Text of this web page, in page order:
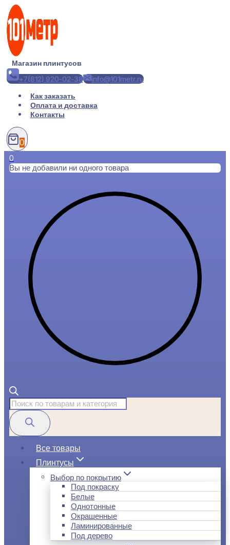
Перейти
содержимому
Магазин плинтусов
+7(812) 920-02-38
info@101metr.ru
Как заказать
Оплата и доставка
Контакты
0
0
Вы не добавили ни одного товара
Поиск
товаров
Все товары
Плинтусы
Выбор по покрытию
Под покраску
Белые
Однотонные
Окрашенные
Ламинированные
Под дерево